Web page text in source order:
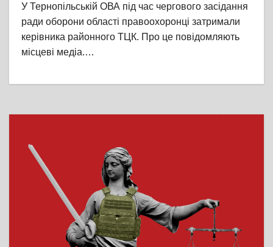
У Тернопільській ОВА під час чергового засідання
ради оборони області правоохоронці затримали
керівника районного ТЦК. Про це повідомляють
місцеві медіа.…